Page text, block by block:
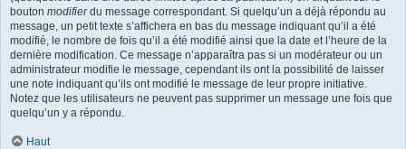
bouton modifierdu message correspondant. Si quelqu’un a déjà répondu au
message, un petit texte s’affichera en bas du message indiquant qu’il a été
modifié, le nombre de fois qu’il a été modifié ainsi que la date et l’heure de la
dernière modification. Ce message n’apparaîtra pas si un modérateur ou un
administrateur modifie le message, cependant ils ont la possibilité de laisser
une note indiquant qu’ils ont modifié le message de leur propre initiative.
Notez que les utilisateurs ne peuvent pas supprimer un message une fois que
quelqu’un y a répondu.
Haut